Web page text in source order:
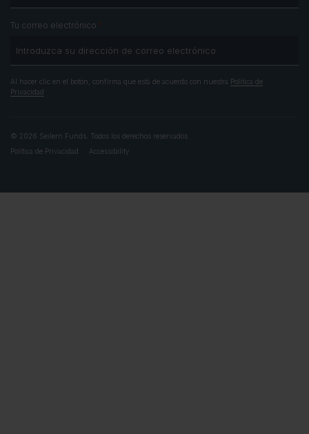
Tu correo electrónico *
Al hacer clic en el botón, confirma que está de acuerdo con nuestra Política de
Privacidad
© 2026 Seilern Funds. Todos los derechos reservados
Política de Privacidad
Accessibility